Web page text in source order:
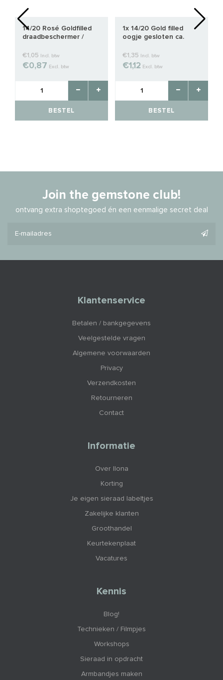
14/20 Rosé Goldfilled
draadbeschermer /
4.4mm
€1,05 Incl. btw
€0,87 Excl. btw
BESTEL
1x 14/20 Gold filled
oogje gesloten ca.
€1,35 Incl. btw
€1,12 Excl. btw
BESTEL
Join the gemstone club!
ontvang extra shoptegoed én een eenmalige secret deal
Klantenservice
Betalen / bankgegevens
Veelgestelde vragen
Algemene voorwaarden
Privacy
Verzendkosten
Retourneren
Contact
Informatie
Over Ilona
Korting
Je eigen sieraad labeltjes
Zakelijke klanten
Groothandel
Keurtekenplaat
Vacatures
Kennis
Blog!
Technieken / Filmpjes
Workshops
Sieraad in opdracht
Armbandjes maken